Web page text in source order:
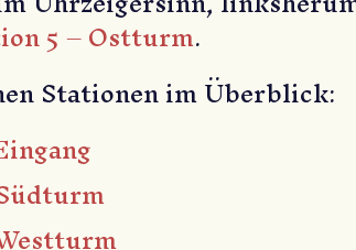
5 – Ostturm.
Stationen im Überblick: